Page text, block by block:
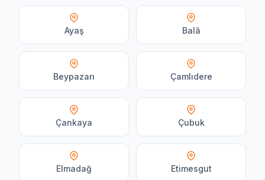
Ayaş Balâ
Beypazarı Çamlıdere
Çankaya Çubuk
Elmadağ Etimesgut